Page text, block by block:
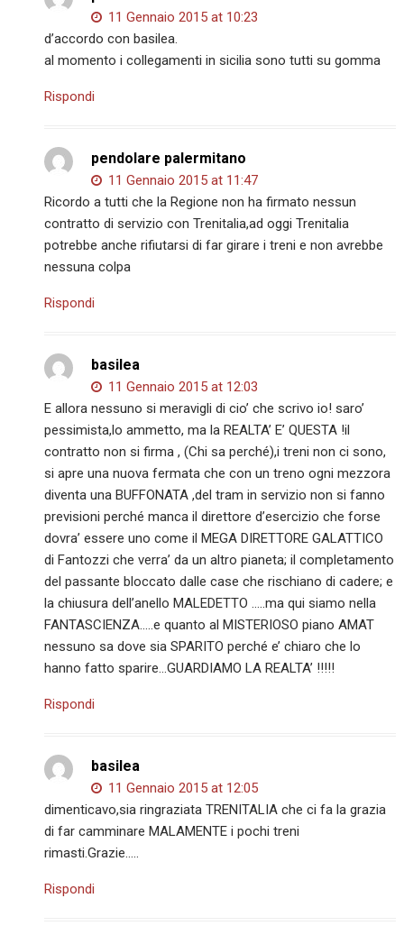
11 Gennaio 2015 at 10:23
d’accordo con basilea.
al momento i collegamenti in sicilia sono tutti su gomma
Rispondi
pendolare palermitano
11 Gennaio 2015 at 11:47
Ricordo a tutti che la Regione non ha firmato nessun
contratto di servizio con Trenitalia,ad oggi Trenitalia
potrebbe anche rifiutarsi di far girare i treni e non avrebbe
nessuna colpa
Rispondi
basilea
11 Gennaio 2015 at 12:03
E allora nessuno si meravigli di cio’ che scrivo io! saro’
pessimista,lo ammetto, ma la REALTA’ E’ QUESTA !il
contratto non si firma , (Chi sa perché),i treni non ci sono,
si apre una nuova fermata che con un treno ogni mezzora
diventa una BUFFONATA ,del tram in servizio non si fanno
previsioni perché manca il direttore d’esercizio che forse
dovra’ essere uno come il MEGA DIRETTORE GALATTICO
di Fantozzi che verra’ da un altro pianeta; il completamento
del passante bloccato dalle case che rischiano di cadere; e
la chiusura dell’anello MALEDETTO …..ma qui siamo nella
FANTASCIENZA…..e quanto al MISTERIOSO piano AMAT
nessuno sa dove sia SPARITO perché e’ chiaro che lo
hanno fatto sparire…GUARDIAMO LA REALTA’ !!!!!
Rispondi
basilea
11 Gennaio 2015 at 12:05
dimenticavo,sia ringraziata TRENITALIA che ci fa la grazia
di far camminare MALAMENTE i pochi treni
rimasti.Grazie…..
Rispondi